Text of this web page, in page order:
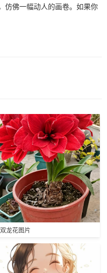
仿佛一幅动人的画卷。如果你
双龙花图片